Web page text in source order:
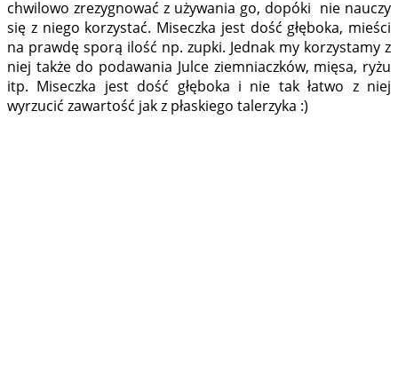
chwilowo zrezygnować z używania go, dopóki nie nauczy
się z niego korzystać. Miseczka jest dość głęboka, mieści
na prawdę sporą ilość np. zupki. Jednak my korzystamy z
niej także do podawania Julce ziemniaczków, mięsa, ryżu
itp. Miseczka jest dość głęboka i nie tak łatwo z niej
wyrzucić zawartość jak z płaskiego talerzyka :)